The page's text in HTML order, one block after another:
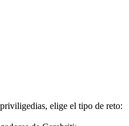
elige el tipo de reto: